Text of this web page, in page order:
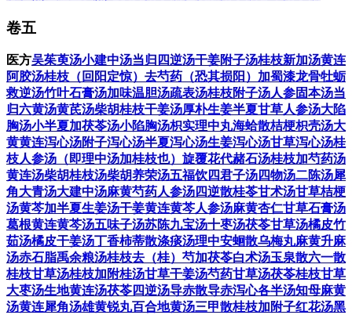
卷五
医方吴茱萸汤小建中汤当归四逆汤干姜附子汤桂枝新加汤黄连
阿胶汤桂枝（回阳定惊）去芍药（恐其损阳）加蜀漆龙骨牡蛎
救逆汤竹叶石膏汤加味温胆汤疏表汤桂枝附子汤人参固本汤当
归六黄汤黄芪汤柴胡桂枝干姜汤厚朴生姜半夏甘草人参汤大陷
胸汤小半夏加茯苓汤小陷胸汤枳实理中丸海蛤散桔梗枳壳汤大
黄黄连泻心汤附子泻心汤半夏泻心汤生姜泻心汤甘草泻心汤桂
枝人参汤（即理中汤加桂枝也） 旋覆花代赭石汤桂枝加芍药汤
黄连汤柴胡桂枝汤柴胡养荣汤五福饮四君子汤四物汤二陈汤犀
角大青汤大建中汤麻黄芍药人参汤四逆散桂苓甘术汤甘草桔梗
汤黄芩加半夏生姜汤干姜黄连黄芩人参汤麻黄杏仁甘草石膏汤
葛根黄连黄芩汤五味子汤苏陈九宝汤十枣汤茯苓甘草汤橘皮竹
茹汤橘皮干姜汤丁香柿蒂散涤痰汤理中安蛔散乌梅丸麻黄升麻
汤赤石脂禹余粮汤桂枝去（桂）芍加茯苓白术汤玉泉散六一散
桂枝甘草汤桂枝加附桂汤甘草干姜汤芍药甘草汤茯苓桂枝甘草
大枣汤生地黄连汤茯苓四逆汤导赤散导赤泻心各半汤知母麻黄
汤黄连犀角汤雄黄锐丸百合地黄汤三甲散桂枝加附子红花汤黑